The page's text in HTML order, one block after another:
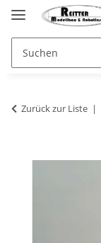
Zurück zur Liste